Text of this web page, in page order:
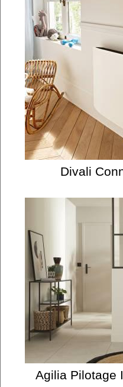
Divali
Agilia Pilotage